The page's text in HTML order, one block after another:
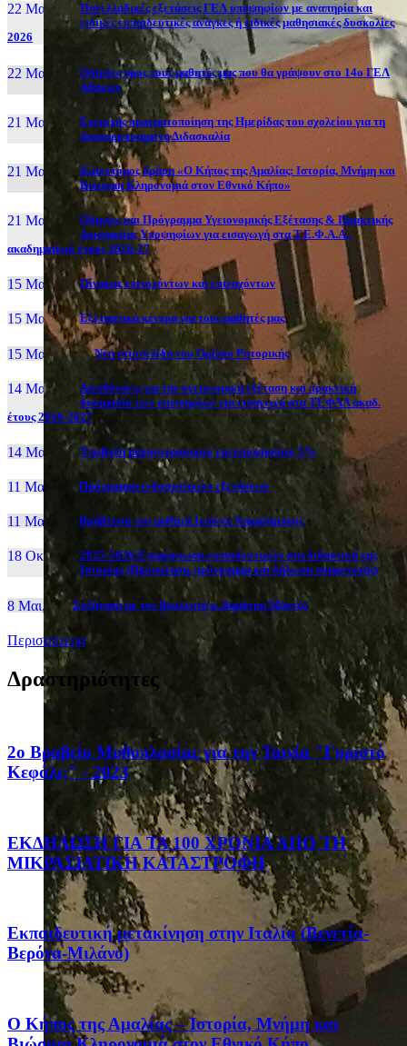
22 Μαι, 26
Πανελλαδικές εξετάσεις ΓΕΛ υποψηφίων με αναπηρία και
ειδικές εκπαιδευτικές ανάγκες ή ειδικές μαθησιακές δυσκολίες
2026
22 Μαι, 26
Οδηγίες προς τους μαθητές μας που θα γράψουν στο 14ο ΓΕΛ
Αθηνών
21 Μαι, 26
Επιτυχής πραγματοποίηση της Ημερίδας του σχολείου για τη
Διαφοροποιημένη Διδασκαλία
21 Μαι, 26
Καινοτόμος δράση «Ο Κήπος της Αμαλίας: Ιστορία, Μνήμη και
Βιώσιμη Κληρονομιά στον Εθνικό Κήπο»
21 Μαι, 26
Οδηγίες και Πρόγραμμα Υγειονομικής Εξέτασης & Πρακτικής
Δοκιμασίας Υποψηφίων για εισαγωγή στα Τ.Ε.Φ.Α.Α.,
ακαδημαϊκού έτους 2026-27
15 Μαι, 26 Πίνακας επιτυχόντων και επιλαχόντων
15 Μαι, 26 Εξεταστικά κέντρα για τους μαθητές μας
15 Μαι, 2026 Νέα ιστοσελίδα του Ομίλου Ρητορικής
14 Μαι, 26
Διευθύνσεις για την υγειονομική εξέταση και πρακτική
δοκιμασία των υποψηφίων για εισαγωγή στα ΤΕΦΑΑ ακαδ.
έτους 2026-2027
14 Μαι, 26 Yποβολή μηχανογραφικού για υποψηφίους 5%
11 Μαι, 26 Πρόγραμμα ενδοσχολικών εξετάσεων
11 Μαι, 26 Βράβευση του μαθητή Ιωάννη Χαραλάμπους
18 Οκτ, 25
2025-2026:Επιμόρφωση εκπαιδευτικών στη διδακτική της
Ιστορίας (Πρόσκληση, πρόγραμμα και δήλωση συμμετοχής)
8 Μαι, 26 Συζήτηση με τον βουλευτή κ. Δημήτρη Μάντζο
Περισσότερα
Δραστηριότητες
2ο Βραβείο Μυθοπλασίας για την Ταινία "Γυριστό
Κεφάλι;" - 2023
ΕΚΔΗΛΩΣΗ ΓΙΑ ΤΑ 100 ΧΡΟΝΙΑ ΑΠΟ ΤΗ
ΜΙΚΡΑΣΙΑΤΙΚΗ ΚΑΤΑΣΤΡΟΦΗ
Eκπαιδευτική μετακίνηση στην Ιταλία (Βενετία-
Βερόνα-Μιλάνο)
Ο Κήπος της Αμαλίας – Ιστορία, Μνήμη και